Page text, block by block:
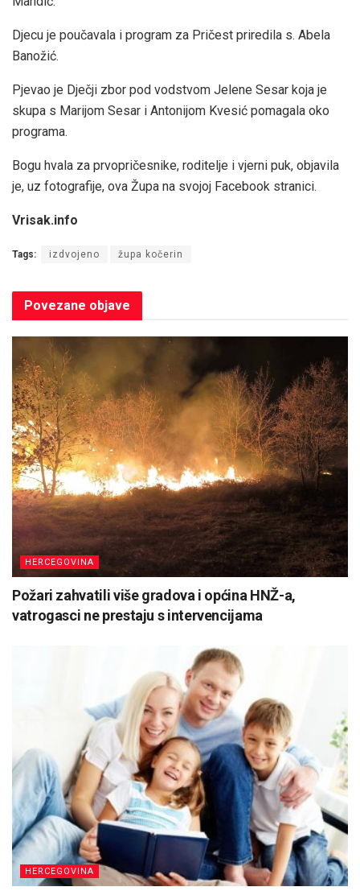
Djecu je poučavala i program za Pričest priredila s. Abela
Banožić.
Pjevao je Dječji zbor pod vodstvom Jelene Sesar koja je
skupa s Marijom Sesar i Antonijom Kvesić pomagala oko
programa.
Bogu hvala za prvopričesnike, roditelje i vjerni puk, objavila
je, uz fotografije, ova Župa na svojoj Facebook stranici.
Vrisak.info
Tags: izdvojeno župa kočerin
Povezane objave
HERCEGOVINA
Požari zahvatili više gradova i općina HNŽ-a,
vatrogasci ne prestaju s intervencijama
HERCEGOVINA